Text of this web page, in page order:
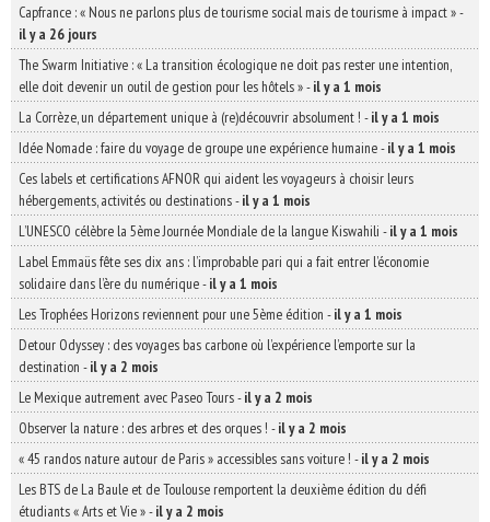
Capfrance : « Nous ne parlons plus de tourisme social mais de tourisme à impact »-
il y a 26 jours
The Swarm Initiative : « La transition écologique ne doit pas rester une intention,
elle doit devenir un outil de gestion pour les hôtels »-il y a 1 mois
La Corrèze, un département unique à (re)découvrir absolument ! -il y a 1 mois
Idée Nomade : faire du voyage de groupe une expérience humaine-il y a 1 mois
Ces labels et certifications AFNOR qui aident les voyageurs à choisir leurs
hébergements, activités ou destinations-il y a 1 mois
L’UNESCO célèbre la 5ème Journée Mondiale de la langue Kiswahili -il y a 1 mois
Label Emmaüs fête ses dix ans : l’improbable pari qui a fait entrer l’économie
solidaire dans l’ère du numérique-il y a 1 mois
Les Trophées Horizons reviennent pour une 5ème édition -il y a 1 mois
Detour Odyssey : des voyages bas carbone où l’expérience l’emporte sur la
destination -il y a 2 mois
Le Mexique autrement avec Paseo Tours-il y a 2 mois
Observer la nature : des arbres et des orques ! -il y a 2 mois
« 45 randos nature autour de Paris » accessibles sans voiture ! -il y a 2 mois
Les BTS de La Baule et de Toulouse remportent la deuxième édition du défi
étudiants « Arts et Vie »-il y a 2 mois